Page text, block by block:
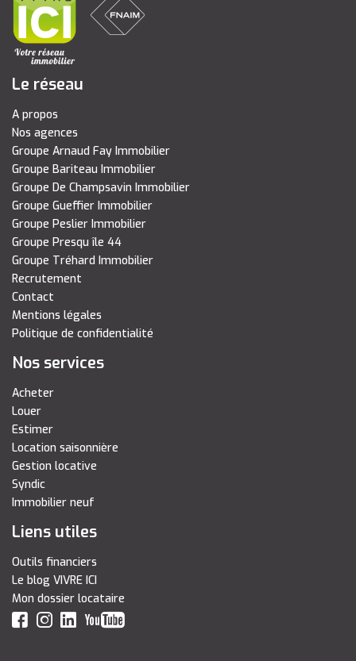
Le réseau
A propos
Nos agences
Groupe Arnaud Fay Immobilier
Groupe Bariteau Immobilier
Groupe De Champsavin Immobilier
Groupe Gueffier Immobilier
Groupe Peslier Immobilier
Groupe Presqu île 44
Groupe Tréhard Immobilier
Recrutement
Contact
Mentions légales
Politique de confidentialité
Nos services
Acheter
Louer
Estimer
Location saisonnière
Gestion locative
Syndic
Immobilier neuf
Liens utiles
Outils financiers
Le blog VIVRE ICI
Mon dossier locataire